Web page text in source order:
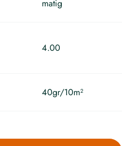
matig
4.00
40gr/10m²